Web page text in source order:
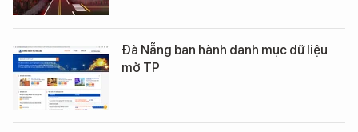
Đà Nẵng ban hành danh mục dữ liệu
mở TP